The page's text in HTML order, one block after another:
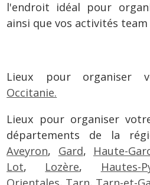
l'endroit idéal pour
ainsi que vos activités
Lieux pour organiser
Occitanie.
Lieux pour organiser
départements de la
Aveyron, Gard, Haute-
Lot, Lozère, Hautes-